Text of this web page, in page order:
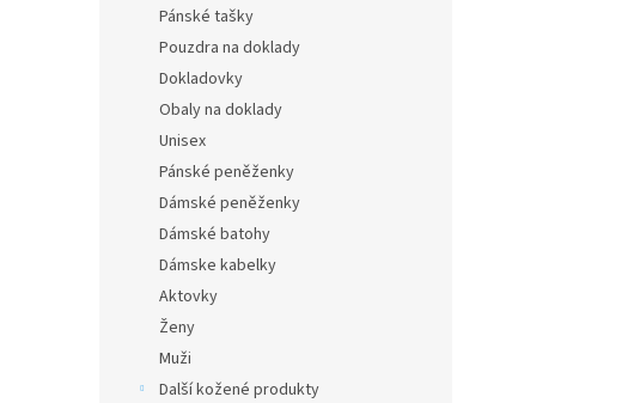
Pánské tašky
Pouzdra na doklady
Dokladovky
Obaly na doklady
Unisex
Pánské peněženky
Dámské peněženky
Dámské batohy
Dámske kabelky
Aktovky
Ženy
Muži
Další kožené produkty